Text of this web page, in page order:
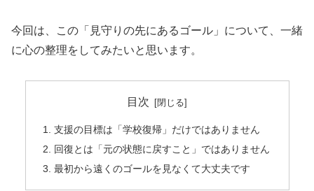
今回は、この「見守りの先にあるゴール」について、一緒
に心の整理をしてみたいと思います。
目次
支援の目標は「学校復帰」だけではありません
回復とは「元の状態に戻すこと」ではありません
最初から遠くのゴールを見なくて大丈夫です